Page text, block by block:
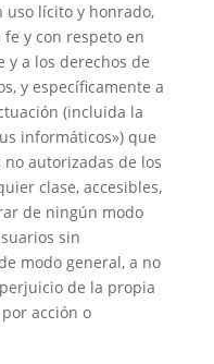
uso lícito y honrado,
y con respeto en
y a los derechos de
y específicamente a
(incluida la
informáticos») que
autorizadas de los
clase, accesibles,
de ningún modo
sin
modo general, a no
de la propia
por acción o